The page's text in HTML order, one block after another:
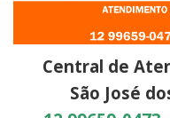
Central de
São José